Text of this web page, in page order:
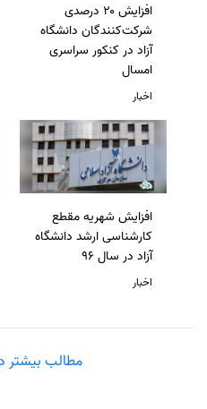
افزایش ۲۰ درصدی
شرکت‌کنندگان دانشگاه
آزاد در کنکور سراسری
امسال
اخبار
افزایش شهریه مقطع
کارشناسی ارشد دانشگاه
آزاد در سال 96
اخبار
مطالب بیشتر